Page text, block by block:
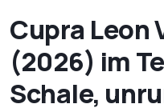
Cupra Leon
(2026) im
Schale,